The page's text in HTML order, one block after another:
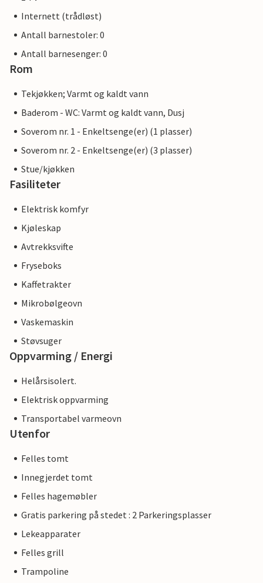
Internett (trådløst)
Antall barnestoler: 0
Antall barnesenger: 0
Rom
Tekjøkken; Varmt og kaldt vann
Baderom - WC: Varmt og kaldt vann, Dusj
Soverom nr. 1 - Enkeltsenge(er) (1 plasser)
Soverom nr. 2 - Enkeltsenge(er) (3 plasser)
Stue/kjøkken
Fasiliteter
Elektrisk komfyr
Kjøleskap
Avtrekksvifte
Fryseboks
Kaffetrakter
Mikrobølgeovn
Vaskemaskin
Støvsuger
Oppvarming / Energi
Helårsisolert.
Elektrisk oppvarming
Transportabel varmeovn
Utenfor
Felles tomt
Innegjerdet tomt
Felles hagemøbler
Gratis parkering på stedet : 2 Parkeringsplasser
Lekeapparater
Felles grill
Trampoline